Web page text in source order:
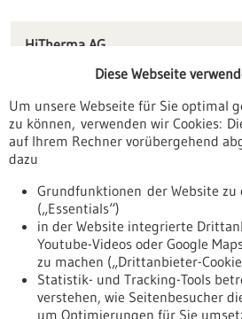
HiTherma AG
78056 Villingen-Schwenningen
info(at)hitherma.de
www.hitherma.de
Zurück zur Ergebnisliste
Nach oben
Diese Webseite
Um unsere Webseite für Sie optimal
zu können, verwenden wir Cookies:
auf Ihrem Rechner vorübergehend
dazu
Grundfunktionen der Website zu
(„Essentials“)
in der Website integrierte
Youtube-Videos oder Google
zu machen („Drittanbieter-
Statistik- und Tracking-Tools
verstehen, wie Seitenbesucher
um Optimierungen für Sie